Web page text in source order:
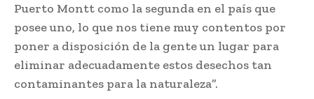
Puerto Montt como la segunda en el país que
posee uno, lo que nos tiene muy contentos por
poner a disposición de la gente un lugar para
eliminar adecuadamente estos desechos tan
contaminantes para la naturaleza”.